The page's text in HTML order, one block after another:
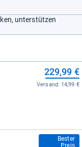
unterstützen
229,99 €
Versand: 14,99 €
Bester
Preis
236,95 €